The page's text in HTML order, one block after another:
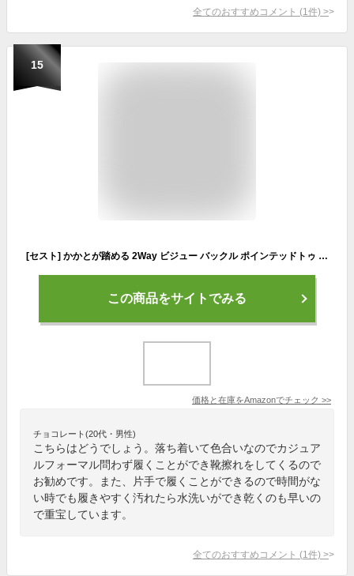
全てのおすすめコメント (1 件) >
15
[セスト] かかとが踏める 2Way ビジュー バックル ポインテッドトゥ キトゥンヒール パンプス レディース 24.0cm アイボリー dsp3404-IV-240
この商品をサイトでみる
価格と在庫をAmazonでチェック >>
チョコレート(20代・男性)
こちらはどうでしょう。落ち着いて色合いなのでカジュア
ルフォーマル問わず履くことができ靴擦れをしてくるので
お勧めです。また、片手で履くことができるので時間がな
い時でも履きやすく汚れたら水洗いができ乾くのも早いの
で重宝しています。
全てのおすすめコメント (1 件) >